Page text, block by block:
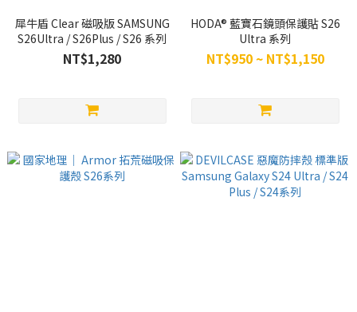
犀牛盾 Clear 磁吸版 SAMSUNG
S26Ultra / S26Plus / S26 系列
NT$1,280
HODA® 藍寶石鏡頭保護貼 S26
Ultra 系列
NT$950 ~ NT$1,150